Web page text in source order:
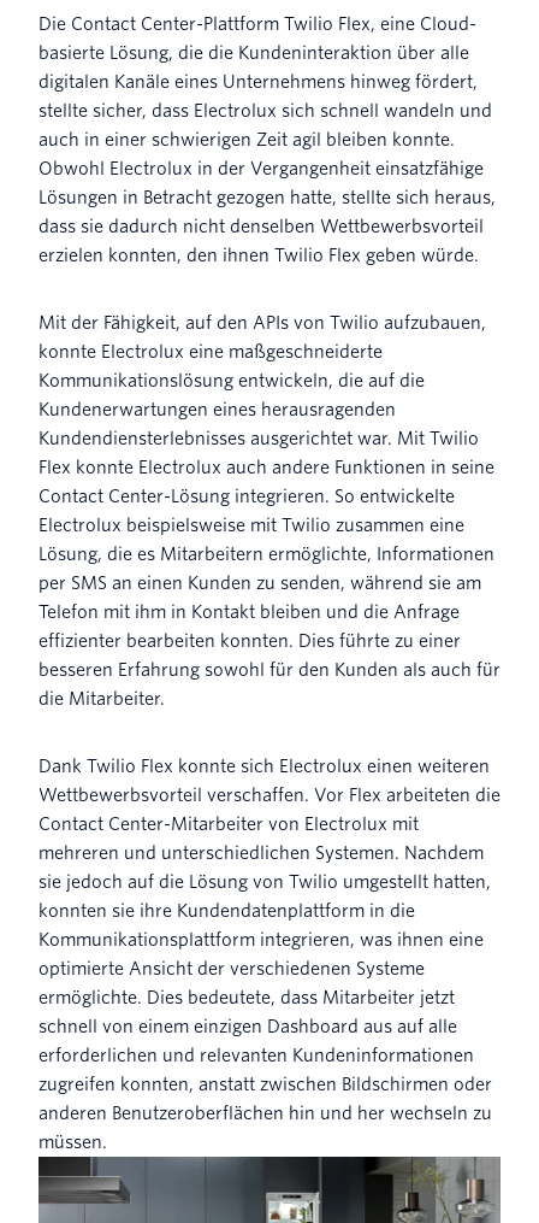
Die Contact Center-Plattform Twilio Flex, eine Cloud-
basierte Lösung, die die Kundeninteraktion über alle
digitalen Kanäle eines Unternehmens hinweg fördert,
stellte sicher, dass Electrolux sich schnell wandeln und
auch in einer schwierigen Zeit agil bleiben konnte.
Obwohl Electrolux in der Vergangenheit einsatzfähige
Lösungen in Betracht gezogen hatte, stellte sich heraus,
dass sie dadurch nicht denselben Wettbewerbsvorteil
erzielen konnten, den ihnen Twilio Flex geben würde.
Mit der Fähigkeit, auf den APIs von Twilio aufzubauen,
konnte Electrolux eine maßgeschneiderte
Kommunikationslösung entwickeln, die auf die
Kundenerwartungen eines herausragenden
Kundendiensterlebnisses ausgerichtet war. Mit Twilio
Flex konnte Electrolux auch andere Funktionen in seine
Contact Center-Lösung integrieren. So entwickelte
Electrolux beispielsweise mit Twilio zusammen eine
Lösung, die es Mitarbeitern ermöglichte, Informationen
per SMS an einen Kunden zu senden, während sie am
Telefon mit ihm in Kontakt bleiben und die Anfrage
effizienter bearbeiten konnten. Dies führte zu einer
besseren Erfahrung sowohl für den Kunden als auch für
die Mitarbeiter.
Dank Twilio Flex konnte sich Electrolux einen weiteren
Wettbewerbsvorteil verschaffen. Vor Flex arbeiteten die
Contact Center-Mitarbeiter von Electrolux mit
mehreren und unterschiedlichen Systemen. Nachdem
sie jedoch auf die Lösung von Twilio umgestellt hatten,
konnten sie ihre Kundendatenplattform in die
Kommunikationsplattform integrieren, was ihnen eine
optimierte Ansicht der verschiedenen Systeme
ermöglichte. Dies bedeutete, dass Mitarbeiter jetzt
schnell von einem einzigen Dashboard aus auf alle
erforderlichen und relevanten Kundeninformationen
zugreifen konnten, anstatt zwischen Bildschirmen oder
anderen Benutzeroberflächen hin und her wechseln zu
müssen.